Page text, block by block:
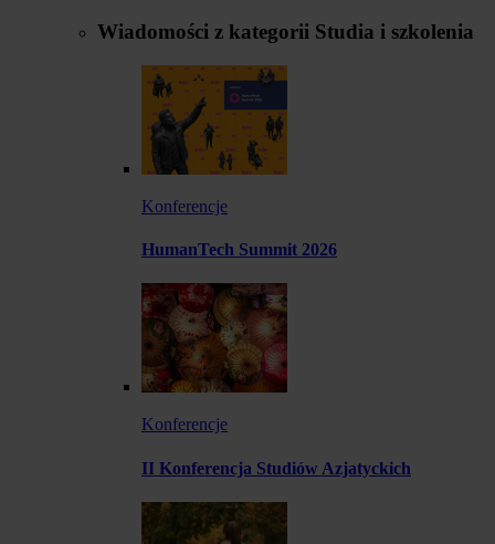
Wiadomości z kategorii Studia i szkolenia
Konferencje
HumanTech Summit 2026
Konferencje
II Konferencja Studiów Azjatyckich